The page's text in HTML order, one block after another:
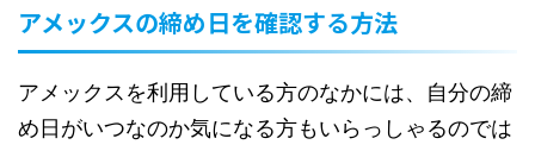
アメックスの締め日を確認する方法
アメックスを利用している方のなかには、自分の締
め日がいつなのか気になる方もいらっしゃるのでは